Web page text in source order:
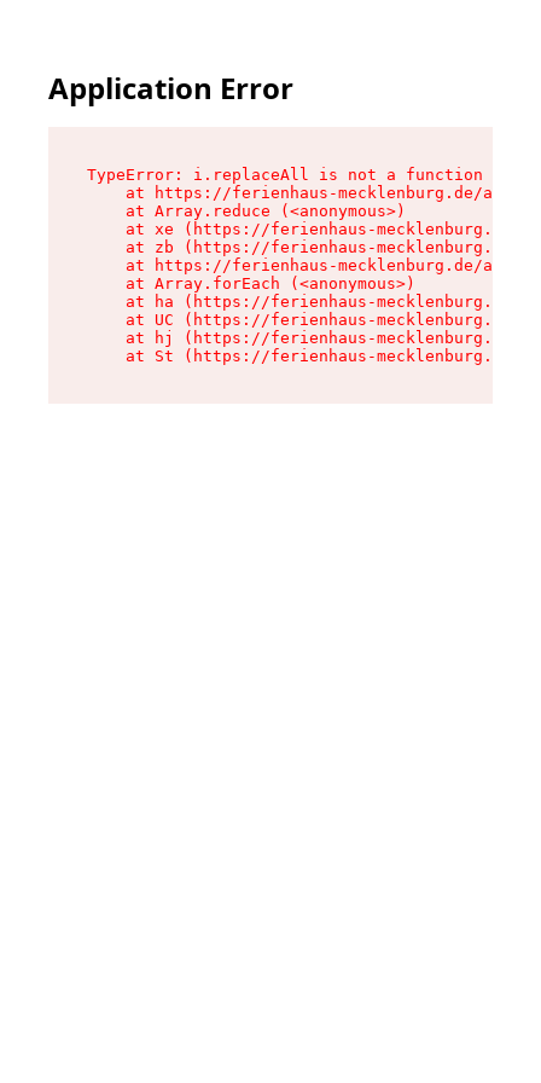
Application Error
TypeError: i.replaceAll is not a function
at https://ferienhaus-mecklenburg.de/
    at Array.reduce (<anonymous>)
at xe (https://ferienhaus-mecklenburg.de/
at zb (https://ferienhaus-mecklenburg.de/
at https://ferienhaus-mecklenburg.de/
    at Array.forEach (<anonymous>)
at ha (https://ferienhaus-mecklenburg.de/
at UC (https://ferienhaus-mecklenburg.de/
at hj (https://ferienhaus-mecklenburg.de/
at St (https://ferienhaus-mecklenburg.de/